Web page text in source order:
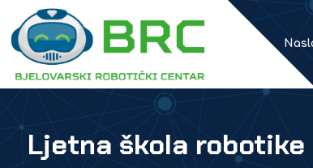
Ljetna škola robotike